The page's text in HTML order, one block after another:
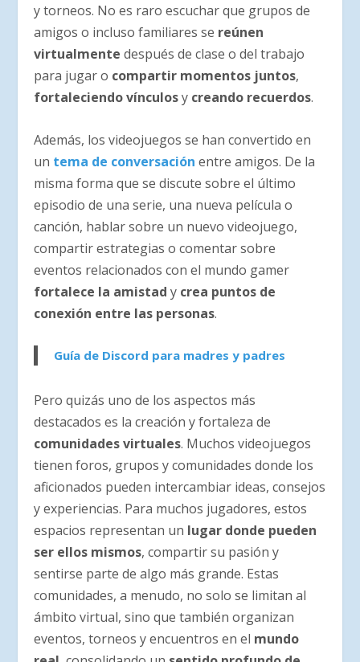
y torneos. No es raro escuchar que grupos de
amigos o incluso familiares se reúnen
virtualmente después de clase o del trabajo
para jugar o compartir momentos juntos,
fortaleciendo vínculosy creando recuerdos.
Además, los videojuegos se han convertido en
un tema de conversación entre amigos. De la
misma forma que se discute sobre el último
episodio de una serie, una nueva película o
canción, hablar sobre un nuevo videojuego,
compartir estrategias o comentar sobre
eventos relacionados con el mundo gamer
fortalece la amistad y crea puntos de
conexión entre las personas.
Guía de Discord para madres y padres
Pero quizás uno de los aspectos más
destacados es la creación y fortaleza de
comunidades virtuales. Muchos videojuegos
tienen foros, grupos y comunidades donde los
aficionados pueden intercambiar ideas, consejos
y experiencias. Para muchos jugadores, estos
espacios representan un lugar donde pueden
ser ellos mismos, compartir su pasión y
sentirse parte de algo más grande. Estas
comunidades, a menudo, no solo se limitan al
ámbito virtual, sino que también organizan
eventos, torneos y encuentros en el mundo